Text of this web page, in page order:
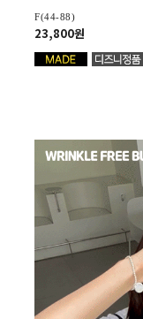
F(44-88)
23,800원